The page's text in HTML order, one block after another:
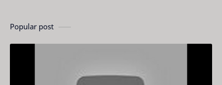
Popular post